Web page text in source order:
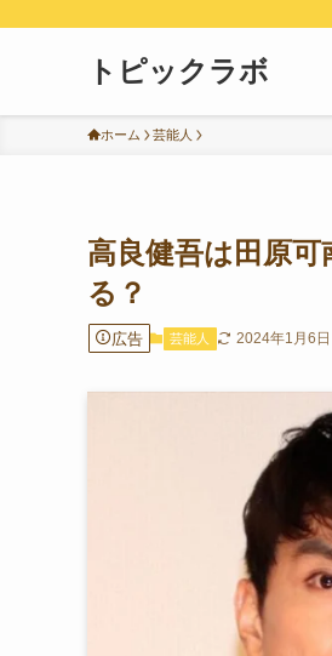
トピックラボ
ホーム 芸能人
高良健吾は田原
る？
広告 芸能人 2024年1月6日